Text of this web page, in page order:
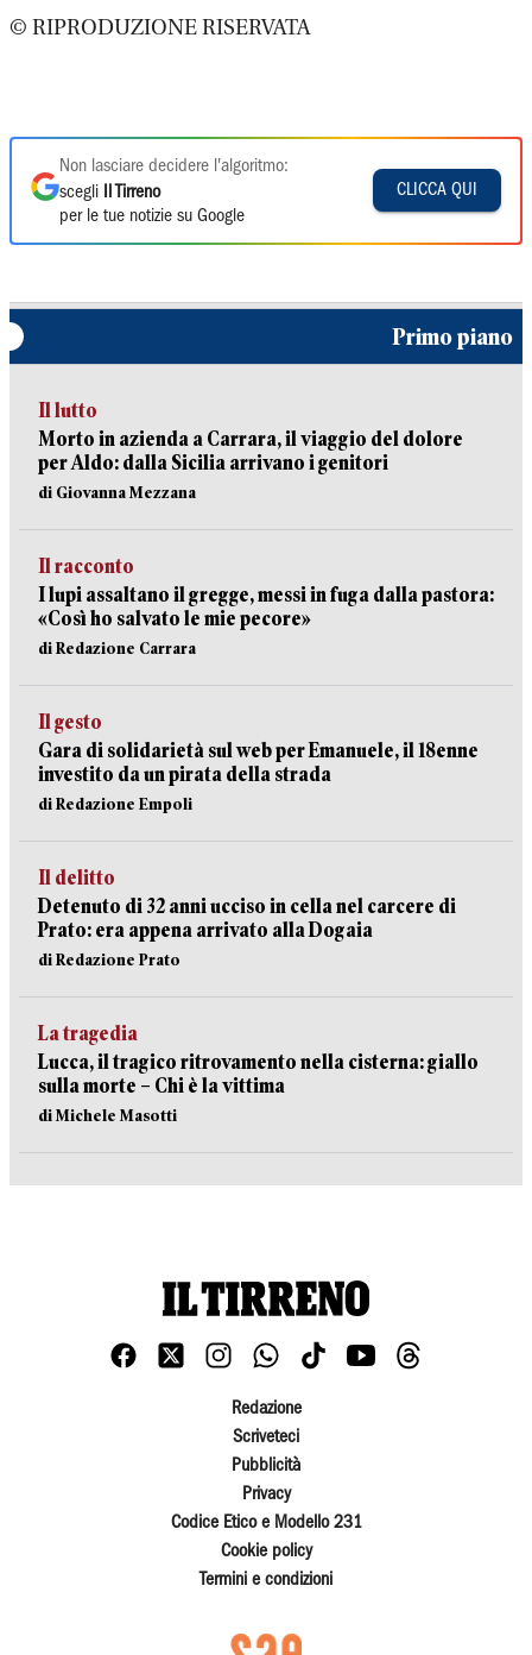
© RIPRODUZIONE RISERVATA
Non lasciare decidere l'algoritmo:
scegli
Il Tirreno
per le tue notizie su Google
CLICCA QUI
Primo piano
Il lutto
Morto in azienda a Carrara, il viaggio del dolore
per Aldo: dalla Sicilia arrivano i genitori
di Giovanna Mezzana
Il racconto
I lupi assaltano il gregge, messi in fuga dalla pastora:
«Così ho salvato le mie pecore»
di Redazione Carrara
Il gesto
Gara di solidarietà sul web per Emanuele, il 18enne
investito da un pirata della strada
di Redazione Empoli
Il delitto
Detenuto di 32 anni ucciso in cella nel carcere di
Prato: era appena arrivato alla Dogaia
di Redazione Prato
La tragedia
Lucca, il tragico ritrovamento nella cisterna: giallo
sulla morte – Chi è la vittima
di Michele Masotti
Redazione
Scriveteci
Pubblicità
Privacy
Codice Etico e Modello 231
Cookie policy
Termini e condizioni